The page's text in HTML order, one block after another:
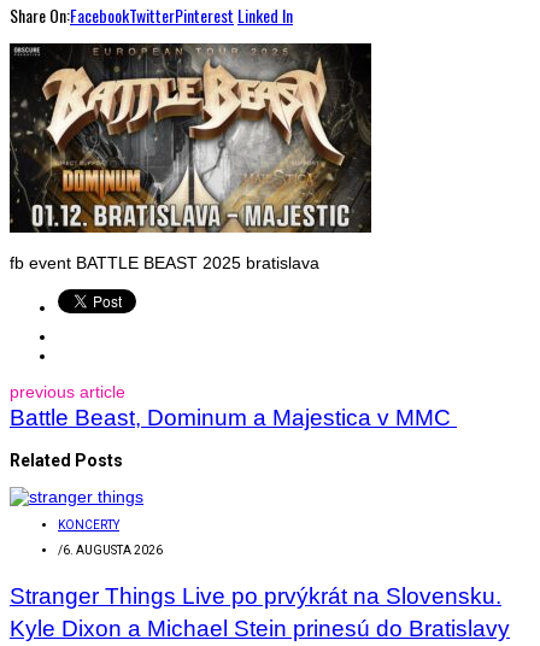
Share On:FacebookTwitterPinterest Linked In
fb event BATTLE BEAST 2025 bratislava
previous article
Battle Beast, Dominum a Majestica v MMC
Related Posts
KONCERTY
/6. AUGUSTA 2026
Stranger Things Live po prvýkrát na Slovensku.
Kyle Dixon a Michael Stein prinesú do Bratislavy